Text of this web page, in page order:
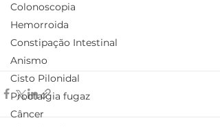
Colonoscopia
Hemorroida
Constipação Intestinal
Anismo
Cisto Pilonidal
Proctalgia fugaz
Câncer